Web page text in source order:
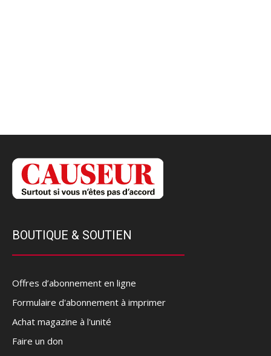
BOUTIQUE & SOUTIEN
Offres d’abonnement en ligne
Formulaire d'abonnement à imprimer
Achat magazine à l'unité
Faire un don